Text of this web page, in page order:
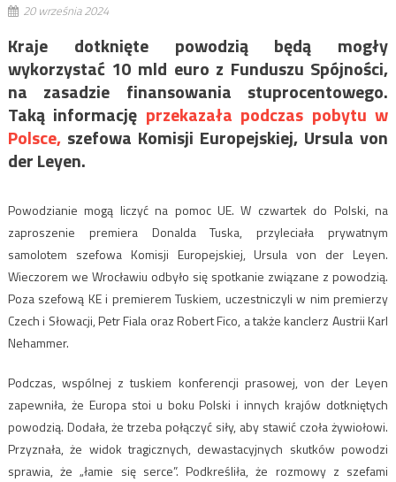
20 września 2024
Kraje dotknięte powodzią będą mogły
wykorzystać 10 mld euro z Funduszu Spójności,
na zasadzie finansowania stuprocentowego.
Taką informację przekazała podczas pobytu w
Polsce,szefowa Komisji Europejskiej, Ursula von
der Leyen.
Powodzianie mogą liczyć na pomoc UE. W czwartek do Polski, na
zaproszenie premiera Donalda Tuska, przyleciała prywatnym
samolotem szefowa Komisji Europejskiej, Ursula von der Leyen.
Wieczorem we Wrocławiu odbyło się spotkanie związane z powodzią.
Poza szefową KE i premierem Tuskiem, uczestniczyli w nim premierzy
Czech i Słowacji, Petr Fiala oraz Robert Fico, a także kanclerz Austrii Karl
Nehammer.
Podczas, wspólnej z tuskiem konferencji prasowej, von der Leyen
zapewniła, że Europa stoi u boku Polski i innych krajów dotkniętych
powodzią. Dodała, że trzeba połączyć siły, aby stawić czoła żywiołowi.
Przyznała, że widok tragicznych, dewastacyjnych skutków powodzi
sprawia, że „łamie się serce”. Podkreśliła, że rozmowy z szefami